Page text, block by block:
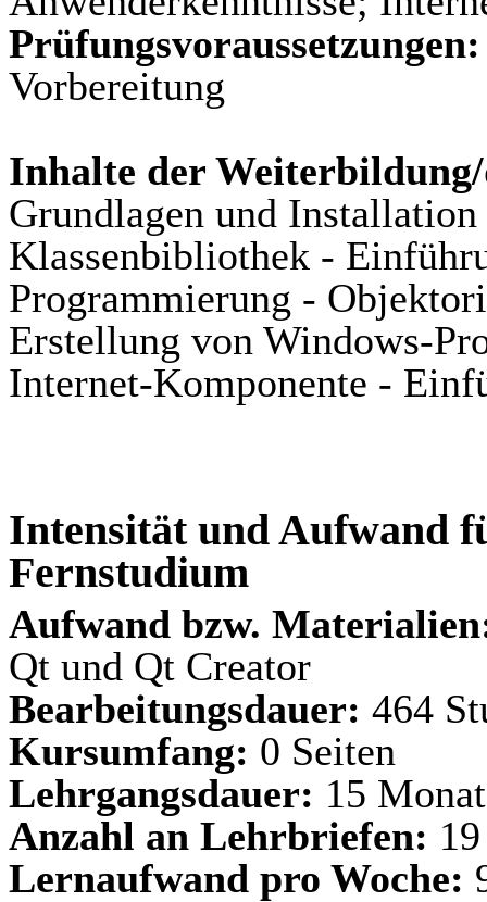
Prüfungsvoraussetzungen:
Vorbereitung
Inhalte der
Grundlagen und
Klassenbibliothek -
Programmierung -
Erstellung von Windows-
Internet-Komponente -
Intensität und Aufwand
Fernstudium
Aufwand bzw.
Qt und Qt Creator
Bearbeitungsdauer: 464
Kursumfang: 0 Seiten
Lehrgangsdauer: 15
Anzahl an Lehrbriefen: 19
Lernaufwand pro Woche: